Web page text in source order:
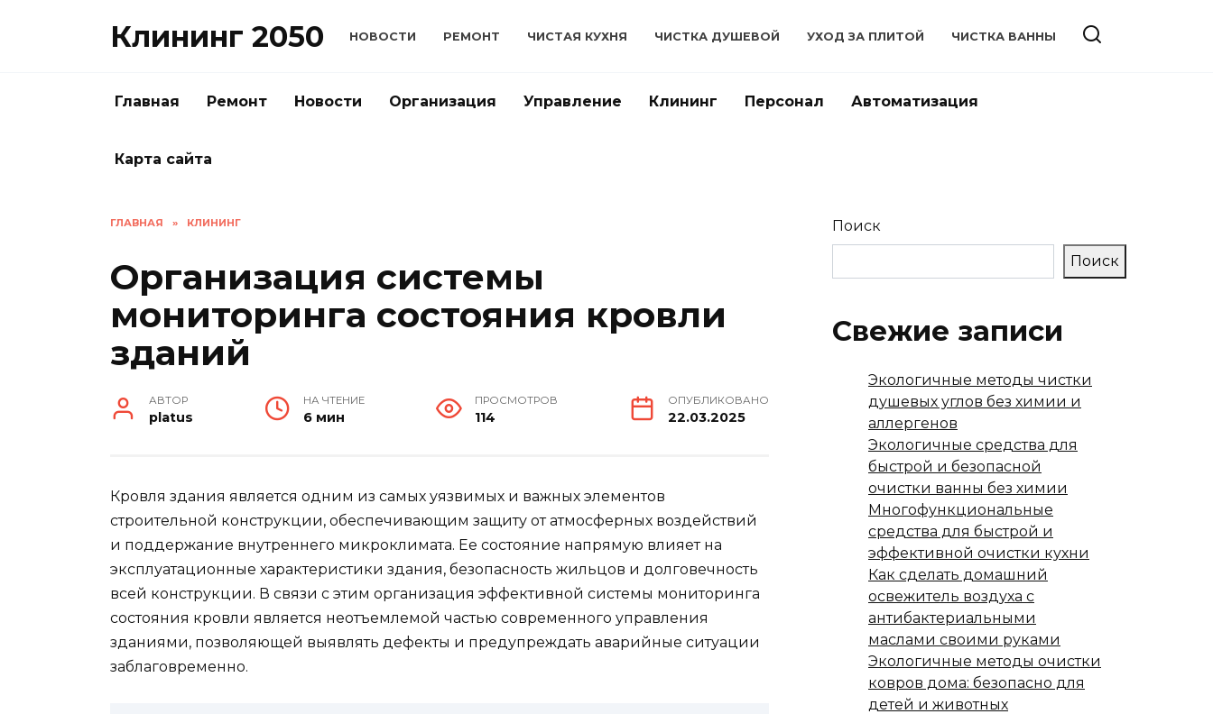
Клининг 2050 НОВОСТИ РЕМОНТ ЧИСТАЯ КУХНЯ ЧИСТКА ДУШЕВОЙ УХОД ЗА ПЛИТОЙ ЧИСТКА ВАННЫ
Главная Ремонт Новости Организация Управление Клининг Персонал Автоматизация
Карта сайта
ГЛАВНАЯ » КЛИНИНГ
Организация системы
мониторинга состояния кровли
зданий
АВТОР
platus
НА ЧТЕНИЕ
6 мин
ПРОСМОТРОВ
114
ОПУБЛИКОВАНО
22.03.2025
Кровля здания является одним из самых уязвимых и важных элементов
строительной конструкции, обеспечивающим защиту от атмосферных воздействий
и поддержание внутреннего микроклимата. Ее состояние напрямую влияет на
эксплуатационные характеристики здания, безопасность жильцов и долговечность
всей конструкции. В связи с этим организация эффективной системы мониторинга
состояния кровли является неотъемлемой частью современного управления
зданиями, позволяющей выявлять дефекты и предупреждать аварийные ситуации
заблаговременно.
Поиск
Поиск
Свежие записи
Экологичные методы чистки
душевых углов без химии и
аллергенов
Экологичные средства для
быстрой и безопасной
очистки ванны без химии
Многофункциональные
средства для быстрой и
эффективной очистки кухни
Как сделать домашний
освежитель воздуха с
антибактериальными
маслами своими руками
Экологичные методы очистки
ковров дома: безопасно для
детей и животных